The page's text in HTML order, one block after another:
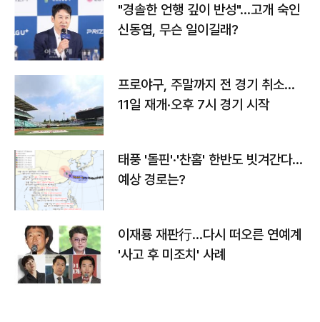
"경솔한 언행 깊이 반성"…고개 숙인
신동엽, 무슨 일이길래?
프로야구, 주말까지 전 경기 취소…
11일 재개·오후 7시 경기 시작
태풍 '돌핀'·'찬홈' 한반도 빗겨간다…
예상 경로는?
이재룡 재판行…다시 떠오른 연예계
'사고 후 미조치' 사례